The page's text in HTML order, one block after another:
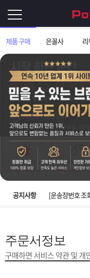
제품 구매 은꼴사 리
그
인
이
필
요
니
로
Q&A
파
워
맨
제
품
매
은
사
스
고
공지사항
[2026구정 연휴]
[ios앱 오픈]아
[무인택배함 이
주문서정보
구매하면 서비스 약관 및 개